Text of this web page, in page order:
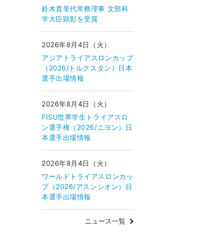
鈴木貴里代常務理事 文部科
学大臣顕彰を受賞
2026年8月4日（火）
アジアトライアスロンカップ
（2026/トルクスタン）日本
選手出場情報
2026年8月4日（火）
FISU世界学生トライアスロ
ン選手権（2026/ニヨン）日
本選手出場情報
2026年8月4日（火）
ワールドトライアスロンカッ
プ（2026/アスンシオン）日
本選手出場情報
ニュース一覧